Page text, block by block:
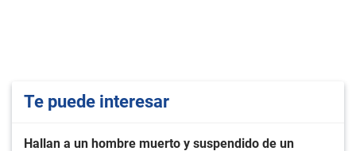
Te puede interesar
Hallan a un hombre muerto y suspendido de un